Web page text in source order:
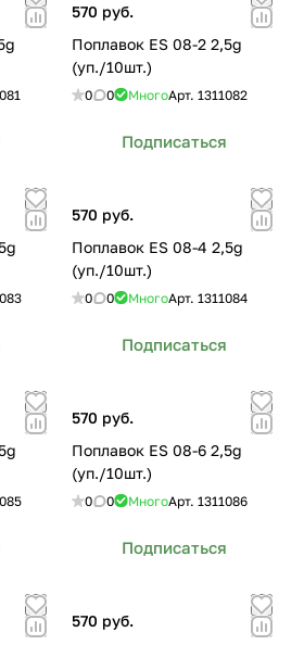
570 руб.
Поплавок ES 08-2 2,5g
(уп./10шт.)
0 0 МногоАрт. 1311082
Подписаться
570 руб.
Поплавок ES 08-4 2,5g
(уп./10шт.)
0 0 МногоАрт. 1311084
Подписаться
570 руб.
Поплавок ES 08-6 2,5g
(уп./10шт.)
0 0 МногоАрт. 1311086
Подписаться
570 руб.